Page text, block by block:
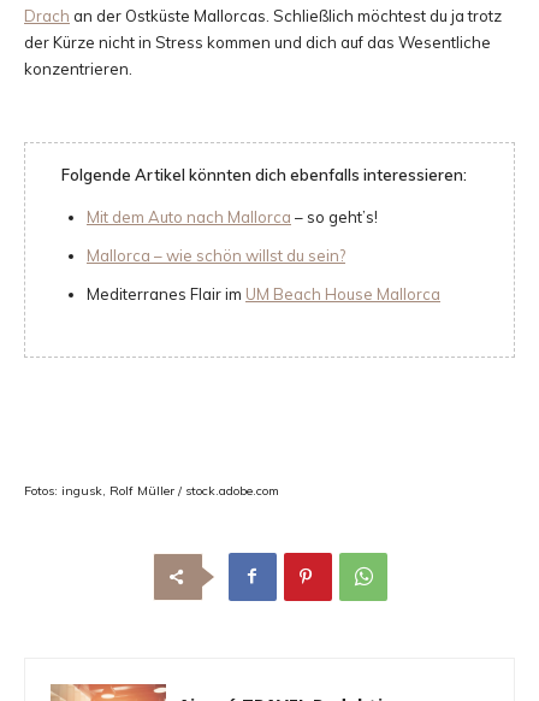
Drach an der Ostküste Mallorcas. Schließlich möchtest du ja trotz
der Kürze nicht in Stress kommen und dich auf das Wesentliche
konzentrieren.
Folgende Artikel könnten dich ebenfalls interessieren:
Mit dem Auto nach Mallorca – so geht’s!
Mallorca – wie schön willst du sein?
Mediterranes Flair im UM Beach House Mallorca
Fotos: ingusk, Rolf Müller / stock.adobe.com